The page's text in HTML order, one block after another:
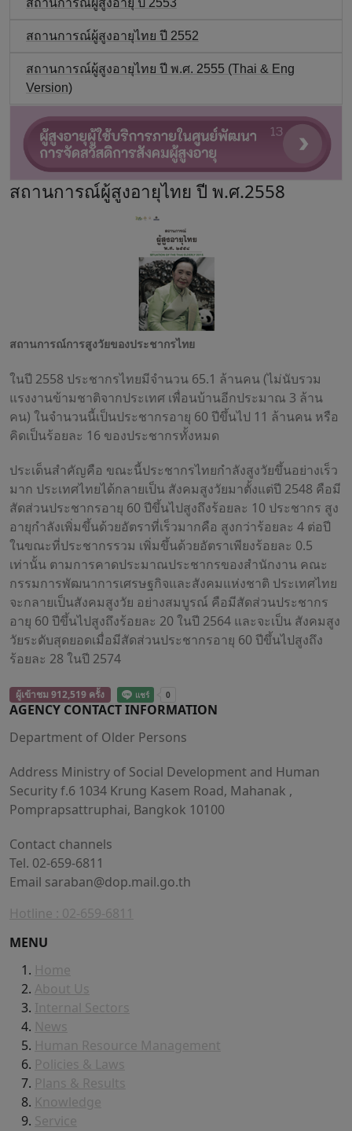
สถานการณ์ผู้สูงอายุ ปี 2553
สถานการณ์ผู้สูงอายุไทย ปี 2552
สถานการณ์ผู้สูงอายุไทย ปี พ.ศ. 2555 (Thai & Eng
Version)
สถานการณ์ผู้สูงอายุไทย ปี พ.ศ.2558
สถานการณ์การสูงวัยของประชากรไทย
ในปี 2558 ประชากรไทยมีจำนวน 65.1 ล้านคน (ไม่นับรวม
แรงงานข้ามชาติจากประเทศ เพื่อนบ้านอีกประมาณ 3 ล้าน
คน) ในจำนวนนี้เป็นประชากรอายุ 60 ปีขึ้นไป 11 ล้านคน หรือ
คิดเป็นร้อยละ 16 ของประชากรทั้งหมด
ประเด็นสำคัญคือ ขณะนี้ประชากรไทยกำลังสูงวัยขึ้นอย่างเร็ว
มาก ประเทศไทยได้กลายเป็น สังคมสูงวัยมาตั้งแต่ปี 2548 คือมี
สัดส่วนประชากรอายุ 60 ปีขึ้นไปสูงถึงร้อยละ 10 ประชากร สูง
อายุกำลังเพิ่มขึ้นด้วยอัตราที่เร็วมากคือ สูงกว่าร้อยละ 4 ต่อปี
ในขณะที่ประชากรรวม เพิ่มขึ้นด้วยอัตราเพียงร้อยละ 0.5
เท่านั้น ตามการคาดประมาณประชากรของสำนักงาน คณะ
กรรมการพัฒนาการเศรษฐกิจและสังคมแห่งชาติ ประเทศไทย
จะกลายเป็นสังคมสูงวัย อย่างสมบูรณ์ คือมีสัดส่วนประชากร
อายุ 60 ปีขึ้นไปสูงถึงร้อยละ 20 ในปี 2564 และจะเป็น สังคมสูง
วัยระดับสุดยอดเมื่อมีสัดส่วนประชากรอายุ 60 ปีขึ้นไปสูงถึง
ร้อยละ 28 ในปี 2574
ผู้เข้าชม 912,519 ครั้ง
AGENCY CONTACT INFORMATION
Department of Older Persons
Address Ministry of Social Development and Human
Security f.6 1034 Krung Kasem Road, Mahanak ,
Pomprapsattruphai, Bangkok 10100
Contact channels
Tel. 02-659-6811
Email saraban@dop.mail.go.th
Hotline : 02-659-6811
MENU
Home
About Us
Internal Sectors
News
Human Resource Management
Policies & Laws
Plans & Results
Knowledge
Service